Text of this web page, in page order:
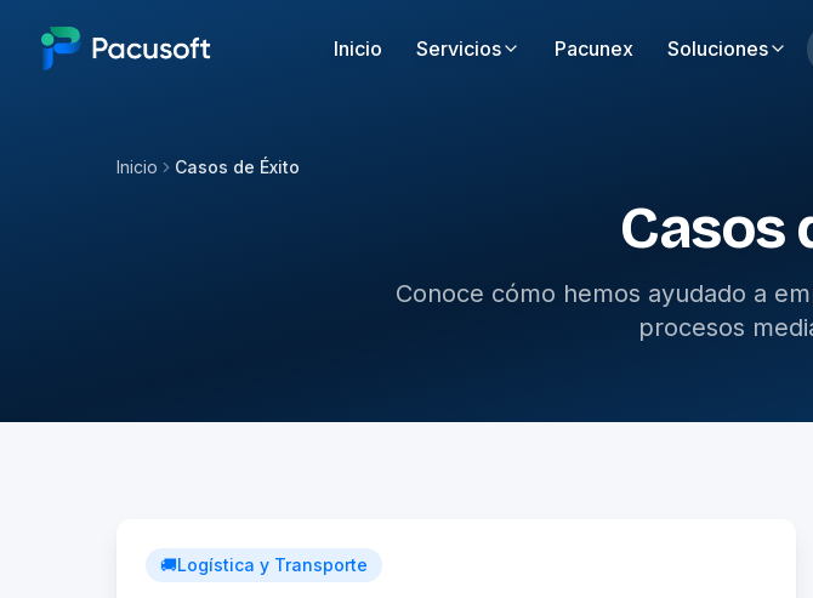
Inicio Servicios Pacunex Soluciones
Inicio Casos de Éxito
Casos
Conoce cómo hemos ayudado a
procesos
🚚Logística y Transporte